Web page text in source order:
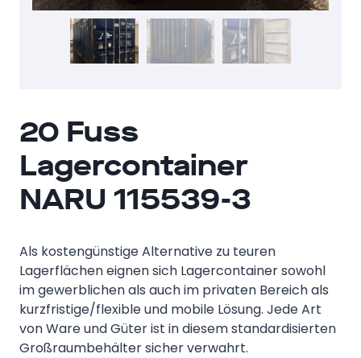
20 Fuss
Lagercontainer
NARU 115539-3
Als kostengünstige Alternative zu teuren
Lagerflächen eignen sich Lagercontainer sowohl
im gewerblichen als auch im privaten Bereich als
kurzfristige/flexible und mobile Lösung. Jede Art
von Ware und Güter ist in diesem standardisierten
Großraumbehälter sicher verwahrt.